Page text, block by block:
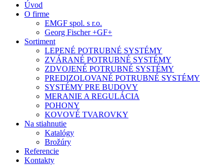
Úvod
O firme
EMGF spol. s r.o.
Georg Fischer +GF+
Sortiment
LEPENÉ POTRUBNÉ SYSTÉMY
ZVÁRANÉ POTRUBNÉ SYSTÉMY
ZDVOJENÉ POTRUBNÉ SYSTÉMY
PREDIZOLOVANÉ POTRUBNÉ SYSTÉMY
SYSTÉMY PRE BUDOVY
MERANIE A REGULÁCIA
POHONY
KOVOVÉ TVAROVKY
Na stiahnutie
Katalógy
Brožúry
Referencie
Kontakty